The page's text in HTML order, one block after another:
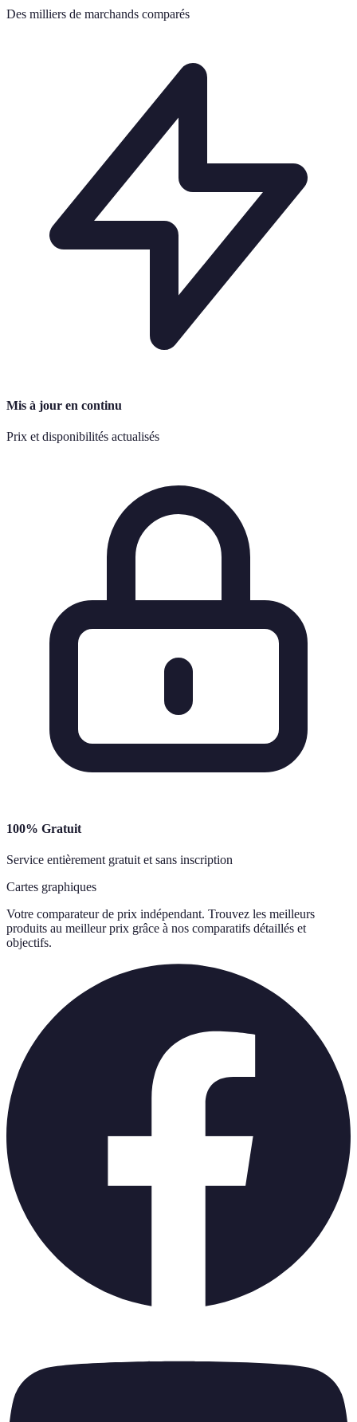
Des milliers de marchands comparés
Mis à jour en continu
Prix et disponibilités actualisés
100% Gratuit
Service entièrement gratuit et sans inscription
Cartes graphiques
Votre comparateur de prix indépendant. Trouvez les meilleurs
produits au meilleur prix grâce à nos comparatifs détaillés et
objectifs.